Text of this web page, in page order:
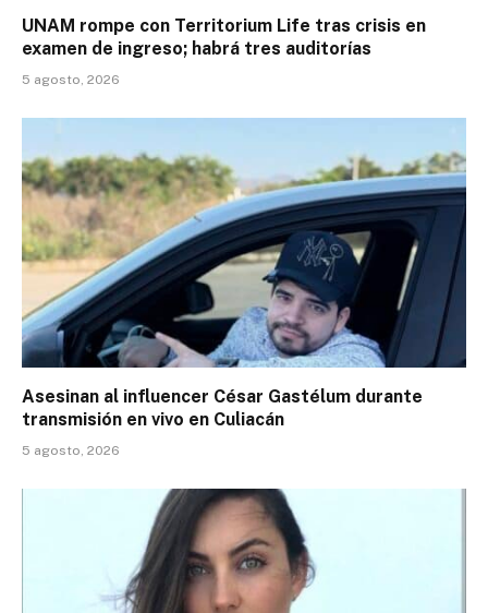
UNAM rompe con Territorium Life tras crisis en
examen de ingreso; habrá tres auditorías
5 agosto, 2026
Asesinan al influencer César Gastélum durante
transmisión en vivo en Culiacán
5 agosto, 2026